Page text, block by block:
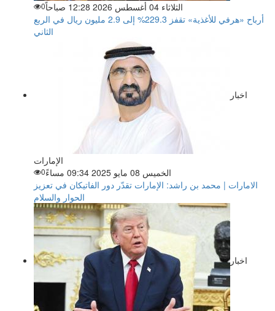
الثلاثاء 04 أغسطس 2026 12:28 صباحاً 0
أرباح «هرفي للأغذية» تقفز 229.3% إلى 2.9 مليون ريال في الربع
الثاني
اخبار
الإمارات
الخميس 08 مايو 2025 09:34 مساءً
0
الامارات | محمد بن راشد: الإمارات تقدّر دور الفاتيكان في تعزيز
الحوار والسلام
اخبار